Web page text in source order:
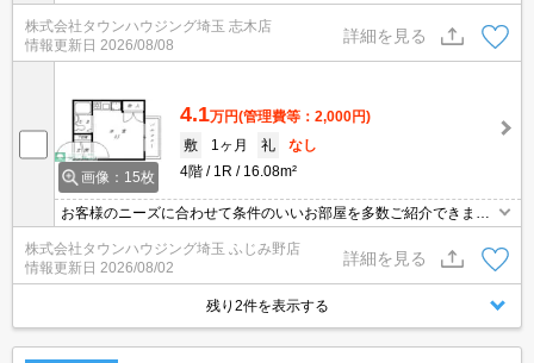
お探しさせて頂きます♪
株式会社タウンハウジング埼玉 志木店
情報更新日 2026/08/08
詳細を見る
画像：15枚
4.1万円(管理費等：2,000円)
敷
1ヶ月 礼
なし
4階
1R 16.08m²
お客様のニーズに合わせて条件のいいお部屋を多数ご紹介できます♪
情報数No.1のタウンハウジングまで是非お問い合わせください！
株式会社タウンハウジング埼玉 ふじみ野店
情報更新日 2026/08/02
詳細を見る
残り2件を表示する